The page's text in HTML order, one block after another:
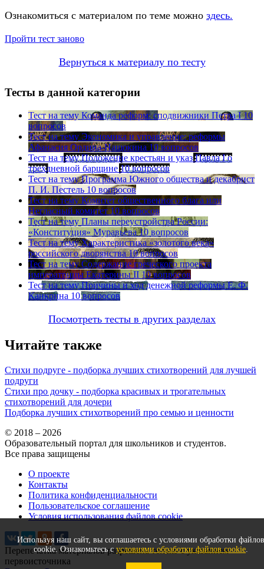
Ознакомиться с материалом по теме можно здесь.
Пройти тест заново
Вернуться к материалу по тесту
Тесты в данной категории
Тест на тему Команда реформ: сподвижники Петра I 10
вопросов
Тест на тему Экономика и управление: реформы
Афанасия Ордина-Нащокина 10 вопросов
Тест на тему Положение крестьян и указ Павла I о
трехдневной барщине 10 вопросов
Тест на тему Программа Южного общества и декабрист
П. И. Пестель 10 вопросов
Тест на тему Комитет общественного блага или
Негласный комитет 10 вопросов
Тест на тему Планы переустройства России:
«Конституция» Муравьева 10 вопросов
Тест на тему Характеристика «золотого века»
российского дворянства 10 вопросов
Тест на тему Содержание греческого проекта
императрицы Екатерины II 10 вопросов
Тест на тему Причины и ход денежной реформы Е. Ф.
Канкрина 10 вопросов
Посмотреть тесты в других разделах
Читайте также
Стихи подруге - подборка лучших стихотворений для лучшей
подруги
Стихи про дочку - подборка красивых и трогательных
стихотворений для дочери
Подборка лучших стихотворений про семью и ценности
Используя наш сайт, вы соглашаетесь с условиями обработки файлов
cookie. Ознакомьтесь сусловиями обработки файлов cookie.
© 2018 – 2026
Образовательный портал для школьников и студентов.
Все права защищены
О проекте
Контакты
Политика конфиденциальности
Пользовательское соглашение
Условия использования файлов cookie
Перепечатка материалов разрешена только с указанием
первоисточника